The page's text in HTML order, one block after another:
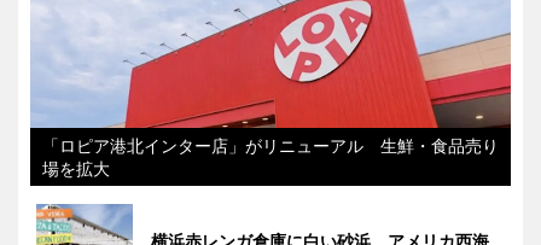
「ロピア港北インター店」がリニューアル 生鮮・食品売り
場を拡大